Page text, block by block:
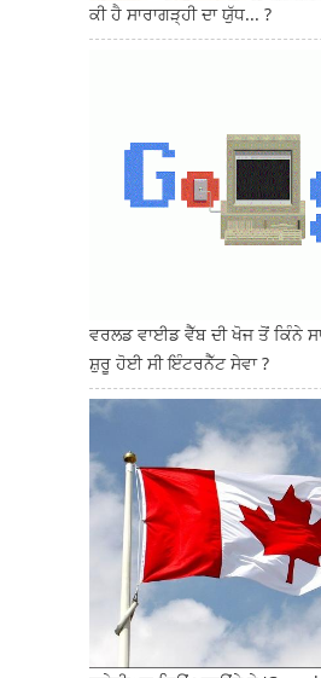
ਕੀ ਹੈ ਸਾਰਾਗੜ੍ਹੀ ਦਾ ਯੁੱਧ... ?
ਵਰਲਡ ਵਾਈਡ ਵੈੱਬ ਦੀ ਖੋਜ ਤੋਂ ਕਿੰਨੇ
ਸ਼ੁਰੂ ਹੋਈ ਸੀ ਇੰਟਰਨੈੱਟ ਸੇਵਾ ?